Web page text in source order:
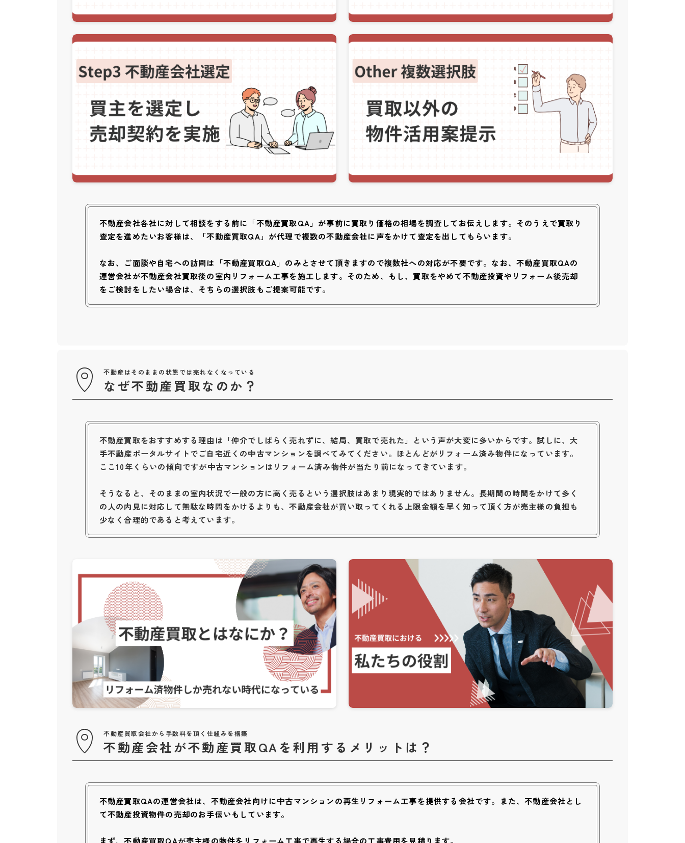
不動産会社各社に対して相談をする前に「不動産買取QA」が事前に買取り価格の相場を調査してお伝えします。そのうえで買取り
査定を進めたいお客様は、「不動産買取QA」が代理で複数の不動産会社に声をかけて査定を出してもらいます。
なお、ご面談や自宅への訪問は「不動産買取QA」のみとさせて頂きますので複数社への対応が不要です。なお、不動産買取QAの
運営会社が不動産会社買取後の室内リフォーム工事を施工します。そのため、もし、買取をやめて不動産投資やリフォーム後売却
をご検討をしたい場合は、そちらの選択肢もご提案可能です。
不動産はそのままの状態では売れなくなっている
なぜ不動産買取なのか？
不動産買取をおすすめする理由は「仲介でしばらく売れずに、結局、買取で売れた」という声が大変に多いからです。試しに、大
手不動産ポータルサイトでご自宅近くの中古マンションを調べてみてください。ほとんどがリフォーム済み物件になっています。
ここ10年くらいの傾向ですが中古マンションはリフォーム済み物件が当たり前になってきています。
そうなると、そのままの室内状況で一般の方に高く売るという選択肢はあまり現実的ではありません。長期間の時間をかけて多く
の人の内見に対応して無駄な時間をかけるよりも、不動産会社が買い取ってくれる上限金額を早く知って頂く方が売主様の負担も
少なく合理的であると考えています。
不動産買取会社から手数料を頂く仕組みを構築
不動産会社が不動産買取QAを利用するメリットは？
不動産買取QAの運営会社は、不動産会社向けに中古マンションの再生リフォーム工事を提供する会社です。また、不動産会社とし
て不動産投資物件の売却のお手伝いもしています。
まず、不動産買取QAが売主様の物件をリフォーム工事で再生する場合の工事費用を見積ります。